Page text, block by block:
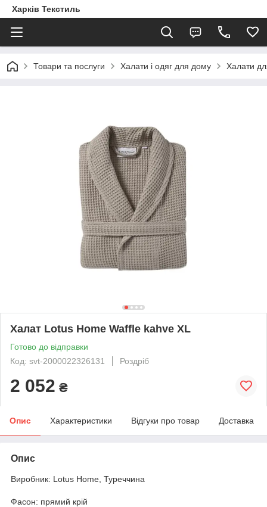
Харків Текстиль
Товари та послуги Халати і одяг для дому Халати
Халат Lotus Home Waffle kahve XL
Готово до відправки
Код: svt-2000022326131
Роздріб
2 052 ₴
Опис Характеристики Відгуки про товар Доставка
Опис
Виробник: Lotus Home, Туреччина
Фасон: прямий крій